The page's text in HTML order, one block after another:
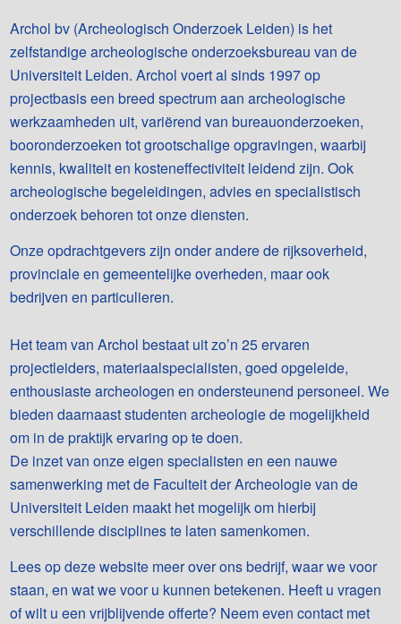
Archol bv (Archeologisch Onderzoek Leiden) is het
zelfstandige archeologische onderzoeksbureau van de
Universiteit Leiden. Archol voert al sinds 1997 op
projectbasis een breed spectrum aan archeologische
werkzaamheden uit, variërend van bureauonderzoeken,
booronderzoeken tot grootschalige opgravingen, waarbij
kennis, kwaliteit en kosteneffectiviteit leidend zijn. Ook
archeologische begeleidingen, advies en specialistisch
onderzoek behoren tot onze diensten.
Onze opdrachtgevers zijn onder andere de rijksoverheid,
provinciale en gemeentelijke overheden, maar ook
bedrijven en particulieren.
Het team van Archol bestaat uit zo’n 25 ervaren
projectleiders, materiaalspecialisten, goed opgeleide,
enthousiaste archeologen en ondersteunend personeel. We
bieden daarnaast studenten archeologie de mogelijkheid
om in de praktijk ervaring op te doen.
De inzet van onze eigen specialisten en een nauwe
samenwerking met de Faculteit der Archeologie van de
Universiteit Leiden maakt het mogelijk om hierbij
verschillende disciplines te laten samenkomen.
Lees op deze website meer over ons bedrijf, waar we voor
staan, en wat we voor u kunnen betekenen. Heeft u vragen
of wilt u een vrijblijvende offerte? Neem even contact met